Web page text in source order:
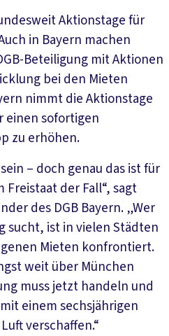
Aktionstage für
in Bayern machen
Beteiligung mit Aktionen
bei den Mieten
nimmt die Aktionstage
einen sofortigen
zu erhöhen.
– doch genau das ist für
der Fall“, sagt
des DGB Bayern. „Wer
sucht, ist in vielen Städten
Mieten konfrontiert.
weit über München
muss jetzt handeln und
einem sechsjährigen
verschaffen.“